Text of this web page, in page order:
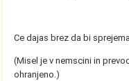
Ce dajas brez da bi
(Misel je v nemscini in
ohranjeno.)